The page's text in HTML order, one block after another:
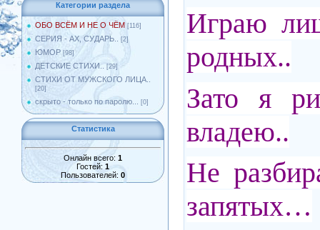
Категории раздела
ОБО ВСЁМ И НЕ О ЧЁМ [116]
СЕРИЯ - АХ, СУДАРЬ.. [2]
ЮМОР [98]
ДЕТСКИЕ СТИХИ.. [29]
СТИХИ ОТ МУЖСКОГО ЛИЦА..
[20]
скрыто - только по паролю... [0]
Статистика
Онлайн всего: 1
Гостей: 1
Пользователей: 0
Играю
родных..
Зато я
владею..
Не
запятых…